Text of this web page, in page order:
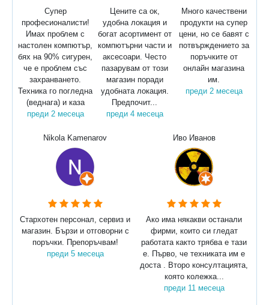
Супер
професионалисти!
Имах проблем с
настолен компютър,
бях на 90% сигурен,
че е проблем със
захранването.
Техника го погледна
(веднага) и каза
преди 2 месеца
Цените са ок,
удобна локация и
богат асортимент от
компютърни части и
аксесоари. Често
пазарувам от този
магазин поради
удобната локация.
Предпочит...
преди 4 месеца
Много качествени
продукти на супер
цени, но се бавят с
потвърждението за
поръчките от
онлайн магазина
им.
преди 2 месеца
Nikola Kamenarov
Стархотен персонал, сервиз и
магазин. Бързи и отговорни с
поръчки. Препоръчвам!
преди 5 месеца
Иво Иванов
Ако има някакви останали
фирми, които си гледат
работата както трябва е тази
е. Първо, че техниката им е
доста . Второ консултацията,
която колежка...
преди 11 месеца